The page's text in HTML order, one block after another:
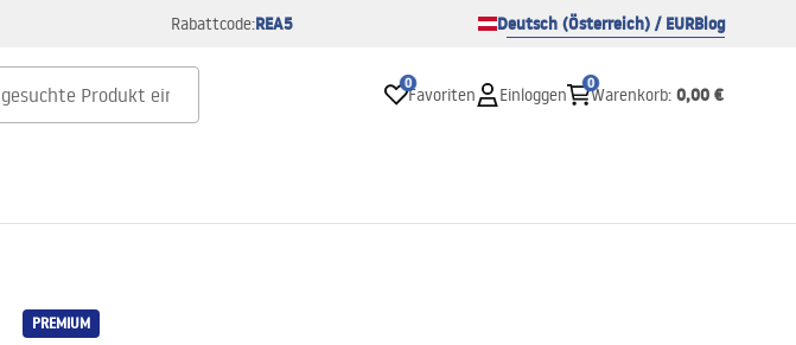
Rabattcode:REA5 Deutsch (Österreich) / EURBlog
0
Favoriten Einloggen
0
Warenkorb: 0,00 €
PREMIUM